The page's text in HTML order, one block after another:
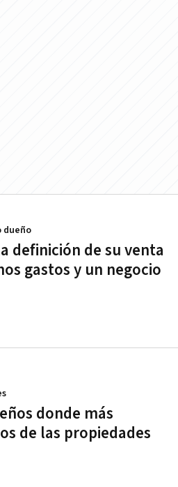
definición de su venta
gastos y un negocio
dueño
donde más
de las propiedades